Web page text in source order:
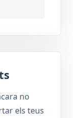
no
els teus